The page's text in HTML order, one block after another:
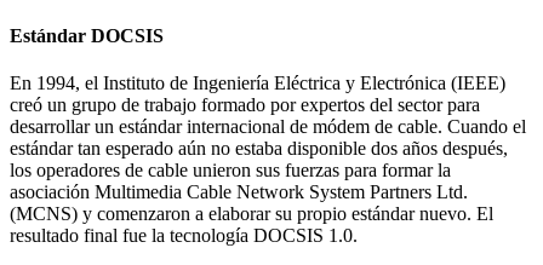
Estándar DOCSIS
En 1994, el Instituto de Ingeniería Eléctrica y Electrónica (IEEE)
creó un grupo de trabajo formado por expertos del sector para
desarrollar un estándar internacional de módem de cable. Cuando el
estándar tan esperado aún no estaba disponible dos años después,
los operadores de cable unieron sus fuerzas para formar la
asociación Multimedia Cable Network System Partners Ltd.
(MCNS) y comenzaron a elaborar su propio estándar nuevo. El
resultado final fue la tecnología DOCSIS 1.0.